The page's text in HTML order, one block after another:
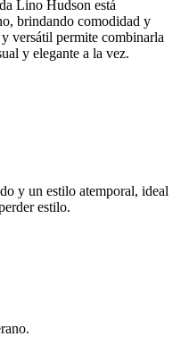
Lino Hudson está
brindando comodidad y
versátil permite combinarla
y elegante a la vez.
y un estilo atemporal, ideal
estilo.